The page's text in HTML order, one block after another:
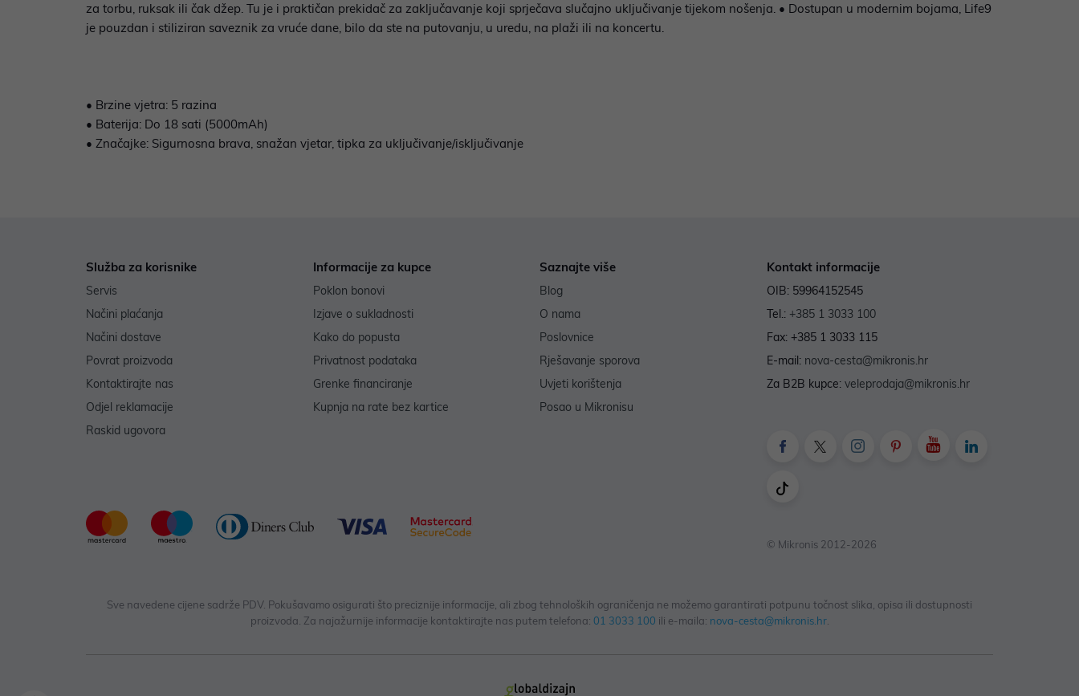
za torbu, ruksak ili čak džep. Tu je i praktičan prekidač za zaključavanje koji sprječava slučajno uključivanje tijekom nošenja. • Dostupan u modernim bojama, Life9
je pouzdan i stiliziran saveznik za vruće dane, bilo da ste na putovanju, u uredu, na plaži ili na koncertu.
• Brzine vjetra: 5 razina
• Baterija: Do 18 sati (5000mAh)
• Značajke: Sigurnosna brava, snažan vjetar, tipka za uključivanje/isključivanje
Služba za korisnike
Servis
Načini plaćanja
Načini dostave
Povrat proizvoda
Kontaktirajte nas
Odjel reklamacije
Raskid ugovora
Informacije za kupce
Poklon bonovi
Izjave o sukladnosti
Kako do popusta
Privatnost podataka
Grenke financiranje
Kupnja na rate bez kartice
Saznajte više
Blog
O nama
Poslovnice
Rješavanje sporova
Uvjeti korištenja
Posao u Mikronisu
Kontakt informacije
OIB: 59964152545
Tel.: +385 1 3033 100
Fax: +385 1 3033 115
E-mail: nova-cesta@mikronis.hr
Za B2B kupce: veleprodaja@mikronis.hr
© Mikronis 2012-2026
Sve navedene cijene sadrže PDV. Pokušavamo osigurati što preciznije informacije, ali zbog tehnoloških ograničenja ne možemo garantirati potpunu točnost slika, opisa ili dostupnosti
proizvoda. Za najažurnije informacije kontaktirajte nas putem telefona: 01 3033 100 ili e-maila: nova-cesta@mikronis.hr.